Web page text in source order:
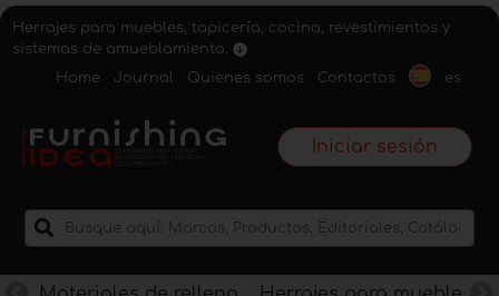
Herrajes para muebles, tapicería, cocina, revestimientos y
sistemas de amueblamiento.
Home
Journal Quienes somos Contactos es
Iniciar sesión